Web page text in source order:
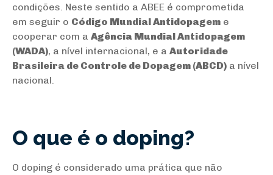
condições. Neste sentido a ABEE é comprometida
em seguir o Código Mundial Antidopagem e
cooperar com a Agência Mundial Antidopagem
(WADA), a nível internacional, e a Autoridade
Brasileira de Controle de Dopagem (ABCD) a nível
nacional.
O que é o doping?
O doping é considerado uma prática que não